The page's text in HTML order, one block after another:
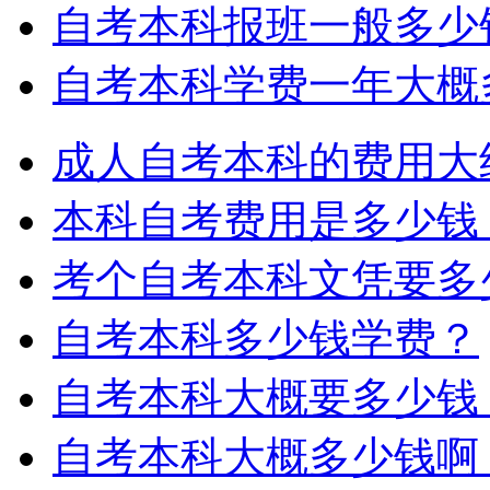
自考本科报班一般多
自考本科学费一年大
成人自考本科的费用
本科自考费用是多少
考个自考本科文凭要
自考本科多少钱学费？
自考本科大概要多少钱
自考本科大概多少钱啊